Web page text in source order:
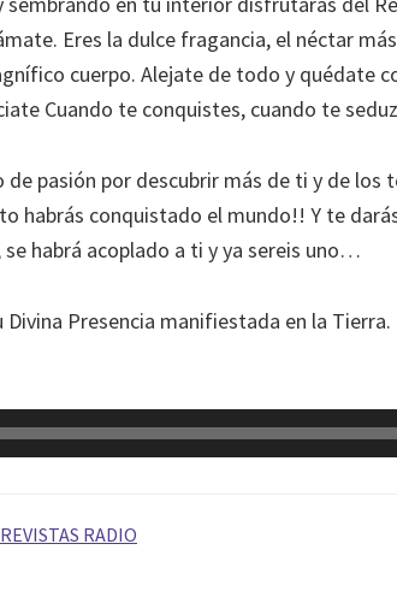
Eres la dulce fragancia, el néctar
cuerpo. Alejate de todo y quédate
Cuando te conquistes, cuando te
de pasión por descubrir más de ti y de los
habrás conquistado el mundo!! Y te
se habrá acoplado a ti y ya sereis uno…
Presencia manifiestada en la
RADIO